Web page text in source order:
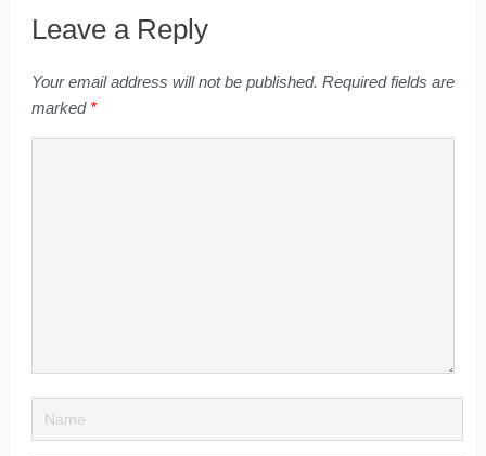
Leave a Reply
Your email address will not be published. Required fields are
marked *